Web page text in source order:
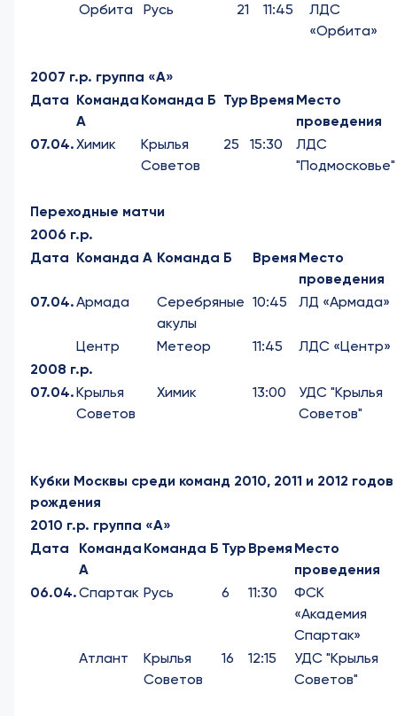
Орбита
Русь 21 11:45
ЛДС
«Орбита»
2007 г.р. группа «А»
Дата Команда
А
Команда Б Тур Время Место
проведения
07.04.Химик
Крылья
Советов
25 15:30
ЛДС
"Подмосковье"
Переходные матчи
2006 г.р.
Дата Команда А Команда Б Время Место
проведения
07.04.Армада
Серебряные
акулы
10:45 ЛД «Армада»
Центр Метеор 11:45
ЛДС «Центр»
2008 г.р.
07.04.Крылья
Советов
Химик 13:00
УДС "Крылья
Советов"
Кубки Москвы среди команд 2010, 2011 и 2012 годов
рождения
2010 г.р. группа «А»
Дата
Команда
А
Команда Б Тур Время Место
проведения
06.04.Спартак Русь 6 11:30
ФСК
«Академия
Спартак»
Атлант
Крылья
Советов
16 12:15
УДС "Крылья
Советов"